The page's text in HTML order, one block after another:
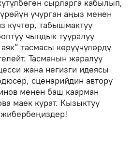
сырларга кабылып,
учурган аңыз менен
күчтөр, табышмактуу
чындык тууралуу
тасмасы көрүүчүлөрдү
Тасманын жаралуу
жана негизги идеясы
сценарийдин автору
менен баш каарман
маек курат. Кызыктуу